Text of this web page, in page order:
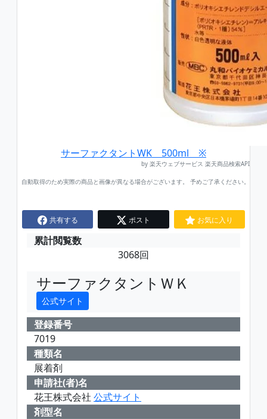
サーファクタントWK 500ml ※
by 楽天ウェブサービス 楽天商品検索API
自動取得のため実際の商品と画像が異なる場合がございます。 予めご了承ください。
共有する ポスト お気に入り
累計閲覧数
3068回
サーファクタントＷＫ
公式サイト
登録番号
7019
種類名
展着剤
申請社(者)名
花王株式会社 公式サイト
剤型名